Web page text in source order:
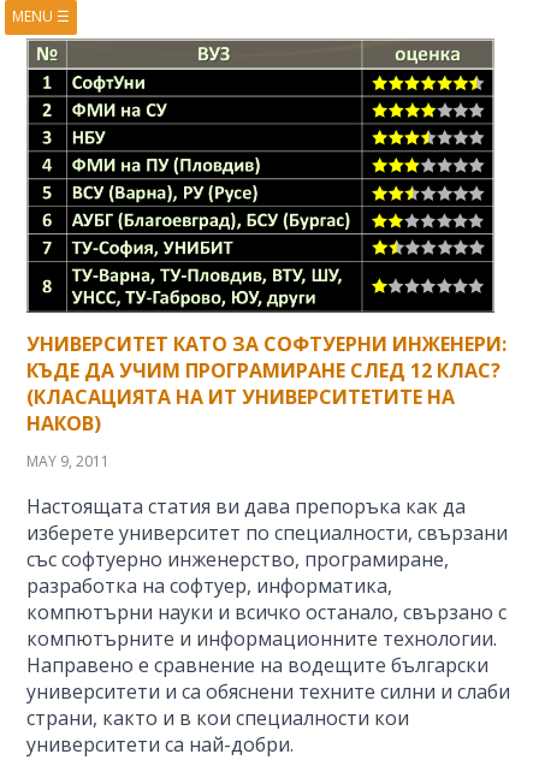
MENU ☰
HOME
ABOUT
BOOKS
COURSES
VIDEOS
PRESENTATIONS
RESEARCH
PUBLICATIONS
CONTACTS
RSS FEED
УНИВЕРСИТЕТ КАТО ЗА СОФТУЕРНИ ИНЖЕНЕРИ:
КЪДЕ ДА УЧИМ ПРОГРАМИРАНЕ СЛЕД 12 КЛАС?
(КЛАСАЦИЯТА НА ИТ УНИВЕРСИТЕТИТЕ НА
НАКОВ)
MAY 9, 2011
Настоящата статия ви дава препоръка как да
изберете университет по специалности, свързани
със софтуерно инженерство, програмиране,
разработка на софтуер, информатика,
компютърни науки и всичко останало, свързано с
компютърните и информационните технологии.
Направено е сравнение на водещите български
университети и са обяснени техните силни и слаби
страни, както и в кои специалности кои
университети са най-добри.